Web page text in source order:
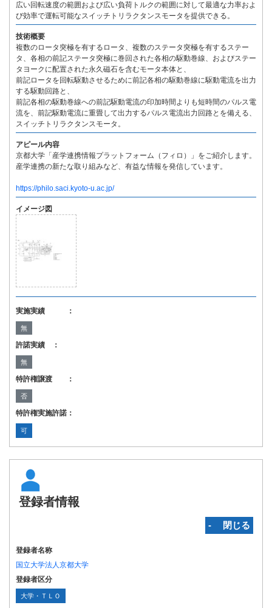
広い回転速度の範囲および広い負荷トルクの範囲に対して最適な力率およ
び効率で運転可能なスイッチトリラクタンスモータを提供できる。
技術概要
複数のロータ突極を有するロータ、複数のステータ突極を有するステー
タ、各相の前記ステータ突極に巻回された各相の駆動巻線、およびステー
タヨークに配置された永久磁石を含むモータ本体と、
前記ロータを回転駆動させるために前記各相の駆動巻線に駆動電流を出力
する駆動回路と、
前記各相の駆動巻線への前記駆動電流の印加時間よりも短時間のパルス電
流を、前記駆動電流に重畳して出力するパルス電流出力回路とを備える、
スイッチトリラクタンスモータ。
アピール内容
京都大学「産学連携情報プラットフォーム（フィロ）」をご紹介します。
産学連携の新たな取り組みなど、有益な情報を発信しています。
https://philo.saci.kyoto-u.ac.jp/
イメージ図
実施実績 ：
無
許諾実績 ：
無
特許権譲渡 ：
否
特許権実施許諾：
可
登録者情報
‐ 閉じる
登録者名称
国立大学法人京都大学
登録者区分
大学・ＴＬＯ